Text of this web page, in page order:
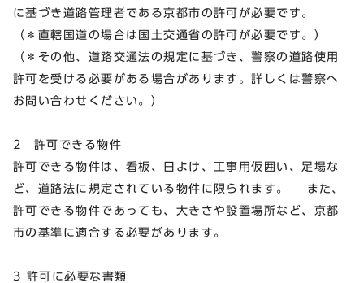
に基づき道路管理者である京都市の許可が必要です。
（＊直轄国道の場合は国土交通省の許可が必要です。）
（＊その他、道路交通法の規定に基づき、警察の道路使用
許可を受ける必要がある場合があります。詳しくは警察へ
お問い合わせください。）
2 許可できる物件
許可できる物件は、看板、日よけ、工事用仮囲い、足場な
ど、道路法に規定されている物件に限られます。 また、
許可できる物件であっても、大きさや設置場所など、京都
市の基準に適合する必要があります。
3 許可に必要な書類